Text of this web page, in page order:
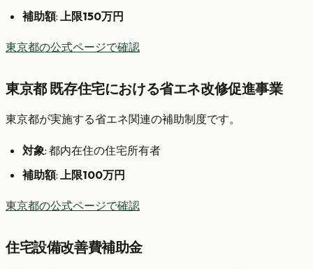
補助額: 上限150万円
東京都の公式ページで確認
東京都 既存住宅における省エネ改修促進事業
東京都が実施する省エネ関連の補助制度です。
対象: 都内在住の住宅所有者
補助額: 上限100万円
東京都の公式ページで確認
住宅設備改善費補助金